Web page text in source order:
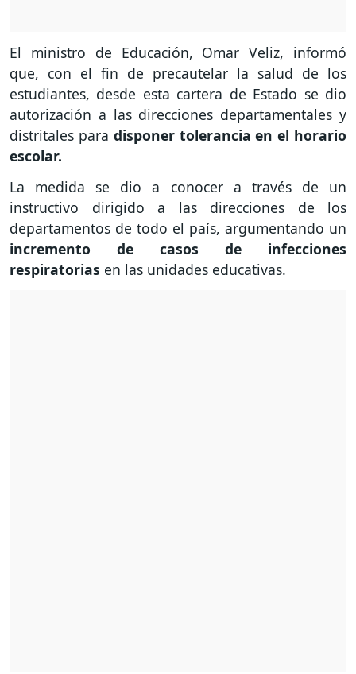
El ministro de Educación, Omar Veliz, informó
que, con el fin de precautelar la salud de los
estudiantes, desde esta cartera de Estado se dio
autorización a las direcciones departamentales y
distritales para disponer tolerancia en el horario
escolar.
La medida se dio a conocer a través de un
instructivo dirigido a las direcciones de los
departamentos de todo el país, argumentando un
incremento de casos de infecciones
respiratorias en las unidades educativas.